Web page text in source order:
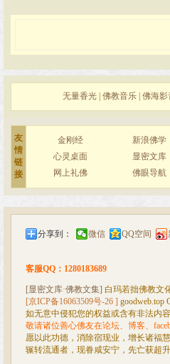
无量香光 佛教音乐 佛海影
友
情
链
接
金刚经 新浪佛学
心灵桌面
显密文库
网上礼佛
佛眼导航
分享到： 微信 QQ空间
客服QQ：1280183689
[显密文库·佛教文集] 白玛若拙佛教文
[京ICP备16063509号-26 ] goodweb.top
如无意中侵犯您的权益或含有非法内
敬请诸位善心佛友在论坛、博客、
愿以此功德，消除宿现业，增长诸福
辗转流通者，现眷咸安宁，先亡获超